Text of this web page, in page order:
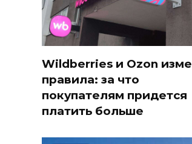
Wildberries и Ozon
правила: за что
покупателям придется
платить больше